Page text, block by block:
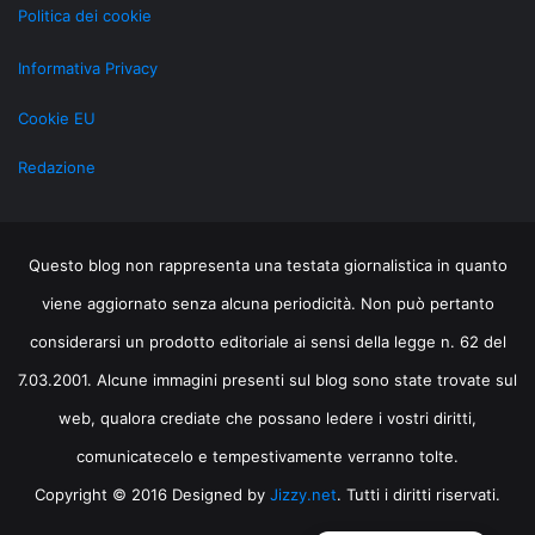
Politica dei cookie
Informativa Privacy
Cookie EU
Redazione
Questo blog non rappresenta una testata giornalistica in quanto
viene aggiornato senza alcuna periodicità. Non può pertanto
considerarsi un prodotto editoriale ai sensi della legge n. 62 del
7.03.2001. Alcune immagini presenti sul blog sono state trovate sul
web, qualora crediate che possano ledere i vostri diritti,
comunicatecelo e tempestivamente verranno tolte.
Copyright © 2016 Designed by Jizzy.net. Tutti i diritti riservati.